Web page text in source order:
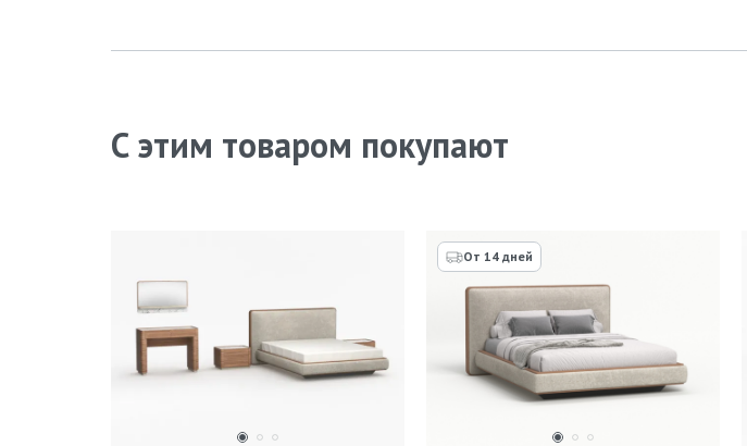
С этим товаром покупают
От 14 дней